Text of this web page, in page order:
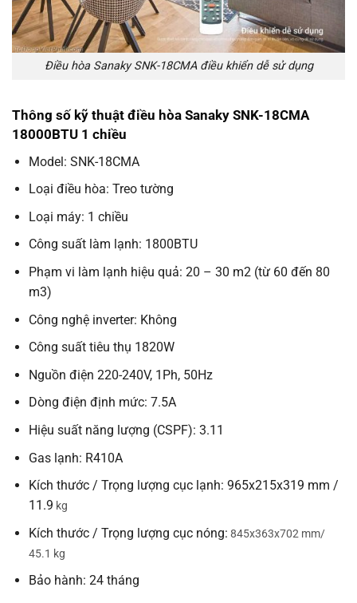
Điều hòa Sanaky SNK-18CMA điều khiển dễ sử dụng
Thông số kỹ thuật điều hòa Sanaky SNK-18CMA
18000BTU 1 chiều
Model: SNK-18CMA
Loại điều hòa: Treo tường
Loại máy: 1 chiều
Công suất làm lạnh: 1800BTU
Phạm vi làm lạnh hiệu quả: 20 – 30 m2 (từ 60 đến 80
m3)
Công nghệ inverter: Không
Công suất tiêu thụ 1820W
Nguồn điện 220-240V, 1Ph, 50Hz
Dòng điện định mức: 7.5A
Hiệu suất năng lượng (CSPF): 3.11
Gas lạnh: R410A
Kích thước / Trọng lượng cục lạnh: 965x215x319 mm /
11.9 kg
Kích thước / Trọng lượng cục nóng: 845x363x702 mm/
45.1 kg
Bảo hành: 24 tháng